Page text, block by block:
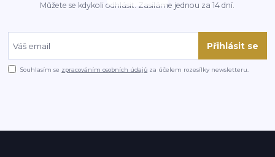
Můžete se kdykoli odhlásit. Zasíláme jednou za 14 dní.
Přihlásit se
Souhlasím se zpracováním osobních údajů za účelem rozesílky newsletteru.